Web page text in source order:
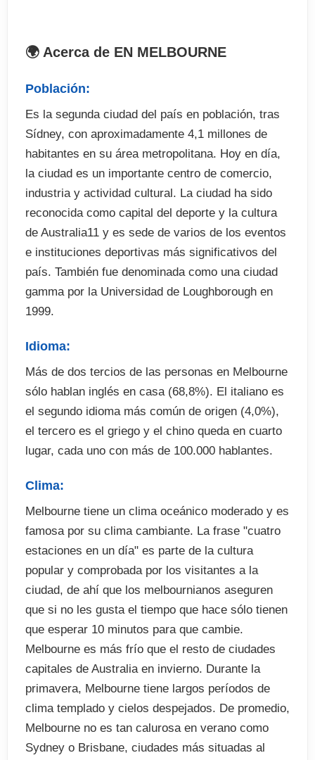
 Test de nivel
 20 clases de Inglés general y 8 clases de
 Certificado de asistencia
 Libro de texto y material didactico
 Programa social de tiempo libre ( excursiones no
incluidas)
El precio no incluye
Tasas de examenes en el curso (opcional)
Billetes de avion
Traslados desde y hasta el aeropuerto en destino
(opcional)
mes
Excursiones y actividades optativas (abonar en
destino)
Fianza de alojamiento (cuando proceda)
🌍 Acerca de EN MELBOURNE
Población:
Es la segunda ciudad del país en población, tras
Sídney, con aproximadamente 4,1 millones de
habitantes en su área metropolitana. Hoy en día,
la ciudad es un importante centro de comercio,
industria y actividad cultural. La ciudad ha sido
reconocida como capital del deporte y la cultura
de Australia11 y es sede de varios de los eventos
e instituciones deportivas más significativos del
país. También fue denominada como una ciudad
gamma por la Universidad de Loughborough en
1999.
Idioma:
Más de dos tercios de las personas en Melbourne
sólo hablan inglés en casa (68,8%). El italiano es
el segundo idioma más común de origen (4,0%),
el tercero es el griego y el chino queda en cuarto
lugar, cada uno con más de 100.000 hablantes.
Clima:
Melbourne tiene un clima oceánico moderado y es
famosa por su clima cambiante. La frase "cuatro
estaciones en un día" es parte de la cultura
popular y comprobada por los visitantes a la
ciudad, de ahí que los melbournianos aseguren
que si no les gusta el tiempo que hace sólo tienen
que esperar 10 minutos para que cambie.
Melbourne es más frío que el resto de ciudades
capitales de Australia en invierno. Durante la
primavera, Melbourne tiene largos períodos de
clima templado y cielos despejados. De promedio,
Melbourne no es tan calurosa en verano como
Sydney o Brisbane, ciudades más situadas al